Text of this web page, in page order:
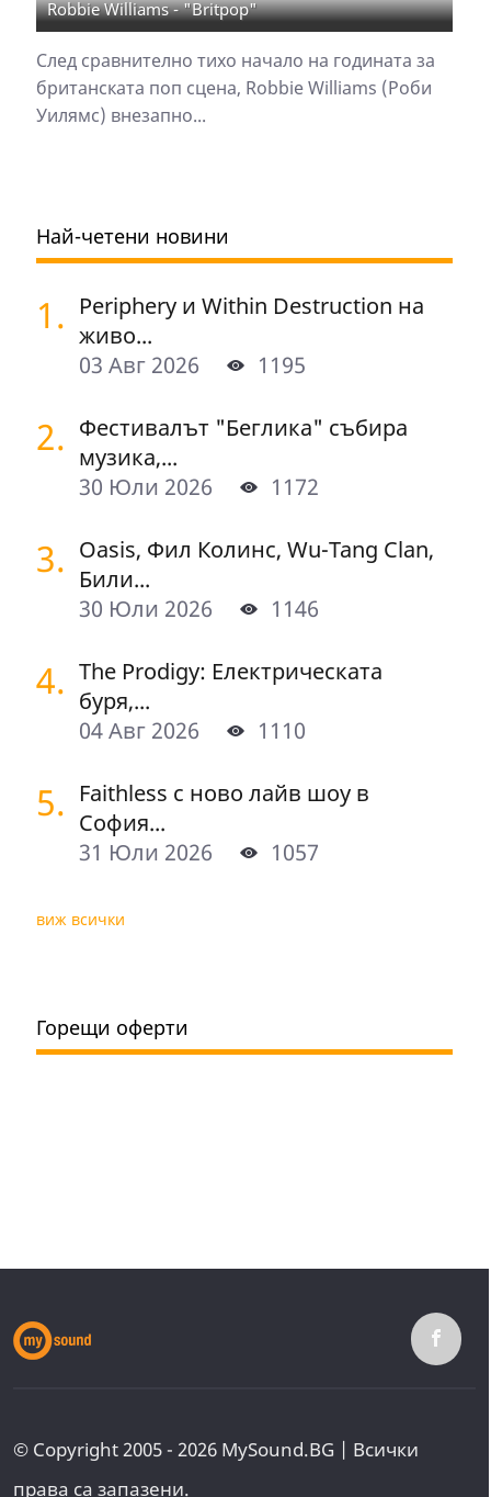
Robbie Williams - "Britpop"
След сравнително тихо начало на годината за
британската поп сцена, Robbie Williams (Роби
Уилямс) внезапно...
Най-четени новини
1. Periphery и Within Destruction на
живо...
03 Авг 2026
1195
2. Фестивалът "Беглика" събира
музика,...
30 Юли 2026
1172
3. Oasis, Фил Колинс, Wu-Tang Clan,
Били...
30 Юли 2026
1146
4. The Prodigy: Електрическата
буря,...
04 Авг 2026
1110
5. Faithless с ново лайв шоу в
София...
31 Юли 2026
1057
виж всички
Горещи оферти
© Copyright 2005 - 2026 MySound.BG | Всички
права са запазени.